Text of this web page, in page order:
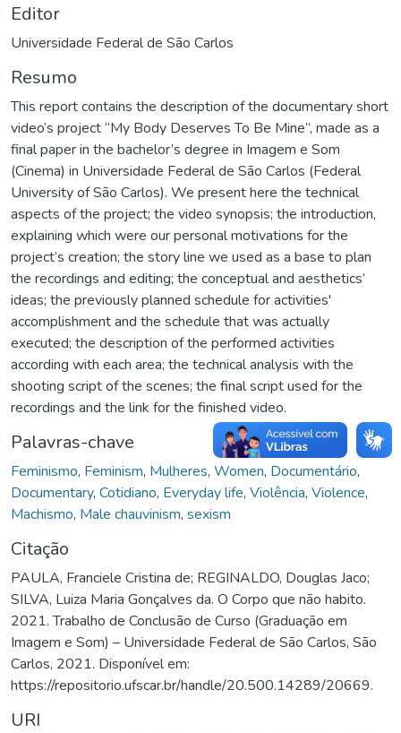
Editor
Universidade Federal de São Carlos
Resumo
This report contains the description of the documentary short
video’s project “My Body Deserves To Be Mine”, made as a
final paper in the bachelor’s degree in Imagem e Som
(Cinema) in Universidade Federal de São Carlos (Federal
University of São Carlos). We present here the technical
aspects of the project; the video synopsis; the introduction,
explaining which were our personal motivations for the
project’s creation; the story line we used as a base to plan
the recordings and editing; the conceptual and aesthetics’
ideas; the previously planned schedule for activities'
accomplishment and the schedule that was actually
executed; the description of the performed activities
according with each area; the technical analysis with the
shooting script of the scenes; the final script used for the
recordings and the link for the finished video.
Palavras-chave
Feminismo, Feminism, Mulheres, Women, Documentário,
Documentary, Cotidiano, Everyday life, Violência, Violence,
Machismo, Male chauvinism, sexism
Citação
PAULA, Franciele Cristina de; REGINALDO, Douglas Jaco;
SILVA, Luiza Maria Gonçalves da. O Corpo que não habito.
2021. Trabalho de Conclusão de Curso (Graduação em
Imagem e Som) – Universidade Federal de São Carlos, São
Carlos, 2021. Disponível em:
https://repositorio.ufscar.br/handle/20.500.14289/20669.
URI